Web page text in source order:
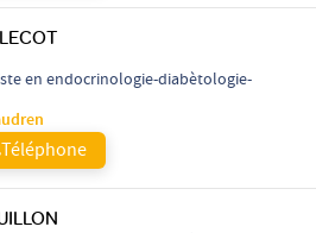
en endocrinologie-diabètologie-
Téléphone